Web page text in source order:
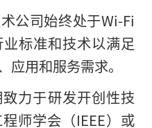
公司始终处于Wi-Fi
标准和技术以满足
应用和服务需求。
力于研发开创性技
师学会（IEEE）或